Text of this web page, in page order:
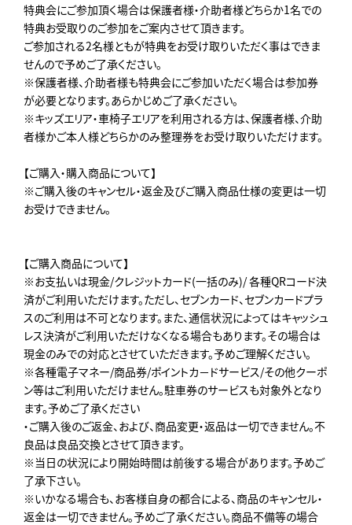
特典会にご参加頂く場合は保護者様・介助者様どちらか1名での
特典お受取りのご参加をご案内させて頂きます。
ご参加される2名様ともが特典をお受け取りいただく事はできま
せんので予めご了承ください。
※保護者様、介助者様も特典会にご参加いただく場合は参加券
が必要となります。あらかじめご了承ください。
※キッズエリア・車椅子エリアを利用される方は、保護者様、介助
者様かご本人様どちらかのみ整理券をお受け取りいただけます。
【ご購入・購入商品について】
※ご購入後のキャンセル・返金及びご購入商品仕様の変更は一切
お受けできません。
【ご購入商品について】
※お支払いは現金/クレジットカード(一括のみ)/ 各種QRコード決
済がご利用いただけます。ただし、セブンカード、セブンカードプラ
スのご利用は不可となります。また、通信状況によってはキャッシュ
レス決済がご利用いただけなくなる場合もあります。その場合は
現金のみでの対応とさせていただきます。予めご理解ください。
※各種電子マネー/商品券/ポイントカ－ドサービス/その他クーポ
ン等はご利用いただけません。駐車券のサービスも対象外となり
ます。予めご了承ください
・ご購入後のご返金、および、商品変更・返品は一切できません。不
良品は良品交換とさせて頂きます。
※当日の状況により開始時間は前後する場合があります。予めご
了承下さい。
※いかなる場合も、お客様自身の都合による、商品のキャンセル・
返金は一切できません。予めご了承ください。商品不備等の場合